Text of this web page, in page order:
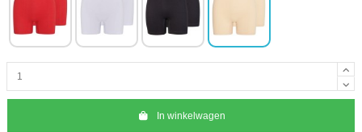
In winkelwagen